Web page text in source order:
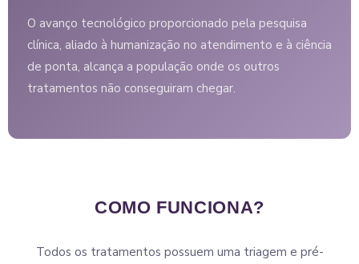
O avanço tecnológico proporcionado pela pesquisa
clínica, aliado à humanização no atendimento e à ciência
de ponta, alcança a população onde os outros
tratamentos não conseguiram chegar.
COMO FUNCIONA?
Todos os tratamentos possuem uma triagem e pré-